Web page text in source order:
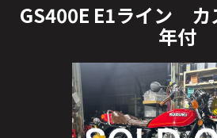
GS400E E1ライン
年付